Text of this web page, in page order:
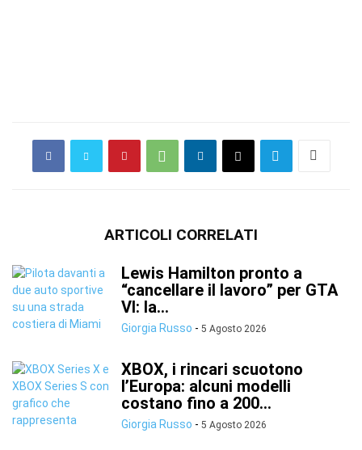
ARTICOLI CORRELATI
Lewis Hamilton pronto a
“cancellare il lavoro” per GTA
VI: la...
Giorgia Russo - 5 Agosto 2026
XBOX, i rincari scuotono
l’Europa: alcuni modelli
costano fino a 200...
Giorgia Russo - 5 Agosto 2026